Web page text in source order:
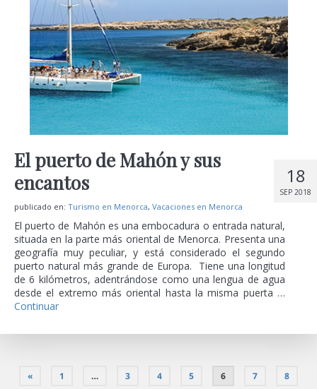
18
SEP 2018
El puerto de Mahón y sus
encantos
publicado en: Turismo en Menorca, Vacaciones en Menorca
El puerto de Mahón es una embocadura o entrada natural,
situada en la parte más oriental de Menorca. Presenta una
geografía muy peculiar, y está considerado el segundo
puerto natural más grande de Europa. Tiene una longitud
de 6 kilómetros, adentrándose como una lengua de agua
desde el extremo más oriental hasta la misma puerta …
Continuar
« 1 … 3 4 5 6 7 8